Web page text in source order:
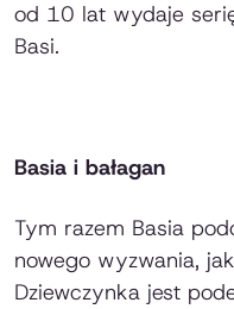
od 10 lat wydaje
Basi.
Basia i bałagan
Tym razem Basia
nowego wyzwania,
Dziewczynka jest